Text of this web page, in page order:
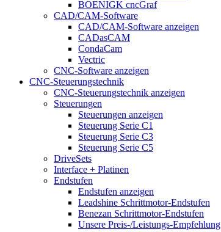
BOENIGK cncGraf
CAD/CAM-Software
CAD/CAM-Software anzeigen
CADasCAM
CondaCam
Vectric
CNC-Software anzeigen
CNC-Steuerungstechnik
CNC-Steuerungstechnik anzeigen
Steuerungen
Steuerungen anzeigen
Steuerung Serie C1
Steuerung Serie C3
Steuerung Serie C5
DriveSets
Interface + Platinen
Endstufen
Endstufen anzeigen
Leadshine Schrittmotor-Endstufen
Benezan Schrittmotor-Endstufen
Unsere Preis-/Leistungs-Empfehlung